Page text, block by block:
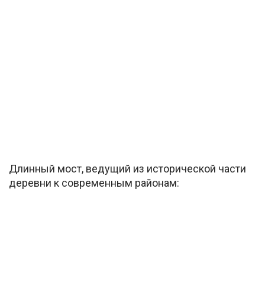
Длинный мост, ведущий из исторической части
деревни к современным районам: